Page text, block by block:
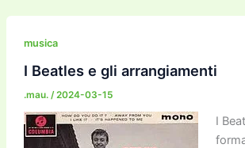
e
b
o
o
k
er l
l
o
o
gr
m
musica
I Beatles e gli arrangiamenti
.mau. /2024-03-15
I